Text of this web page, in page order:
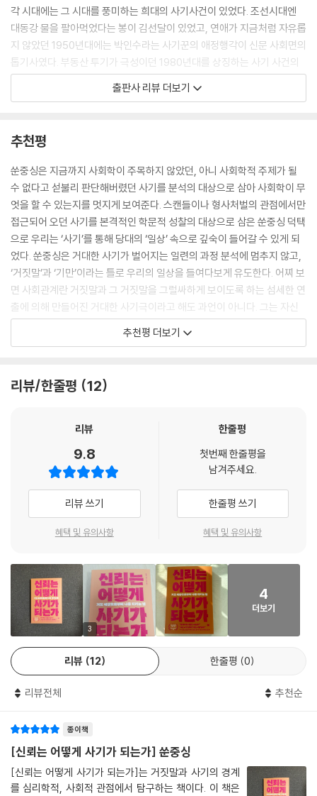
‘신념faith’형 자기기만은 “그녀가 날 사랑하게 만들 거야”라든지 “3년 만
에 대학을 졸업할 거야!”라며 굳게 믿는 것이다. 신념대로 해낼 때도 있고
그렇지 못할 때도 있기 때문에 자기기만일 수 있는 것이다. “난 노벨문학상
을 받을 거야”라는 말은 백퍼센트 자기기만이다. 무라카미 하루키처럼 수
많은 작품을 쓴 작가도 아직 노벨상을 못 받았는데 문학작품도 없는 내가
어떻게 노벨상을 받을 수 있겠는가? 정말이지 황당무계한 소리다.
에서 ‘신뢰 vs. 불신’의 문제를 처리해야 한다는 걸 알 수 있다. 그래서 내가
사기와 믿음이 항상 한 쌍이라고 강조하는 것이다. 많은 사람이 아이의 믿
음을 시험하려고 아이에게 농담하는 걸 즐기거나 아이의 반응을 보려고 장
난치고 싶어 한다. 그런 장난이 크게 문제가 되지 않는다고 생각해서다. 그
런데 심리적으로 덜 성숙한 아이는 어른의 말과 행동이 진심인지 장난인지
확실히 분간하지 못한다. 따라서 아이의 인지와 도덕성 발달에 큰 혼란을
야기할 수 있는 만큼 그런 행동은 자제하길 바란다.
--- 「4장」 중에서
애나가 사용한 수법은 신용카드가 안 긁힐 때 매장에 몇 번 이고 다시 시도
해달라고 요구하는 것이다. 그러다 결국 친구가 자기 신용카드를 대신 긁
금을 아낀 셈이다. 애나의 친구는 그녀가 부잣집 상속녀라 진짜 돈이 없는
게 아니라고 믿기 때문에 속은 것이다. 나도 비슷한 일을 겪은 적이 있다.
에 계산하겠다던 친구의 신용카드가 긁히지 않는 것이다. 내가 〈애나 만들
기〉에서 이런 장면을 봤다고 말하자 친구가 머쓱한 웃음을 지어 보였다. 결
국 돈은 내가 지불했지만 친구는 애나와 달리 따로 시간을 내어 나를 초대
했고 선물까지 챙겨주었다.
참고 자료를 보다 보니 정치 거짓말을 다룬 서적이 미국에는 많지만 다른
국가에는 상대적으로 적다는 사실을 발견했다. 민주제든 전제 군주제든 예
면 정치인에 대한 사람들의 신뢰가 낮다고 말할 수 있겠다. 심지어 민주 정
치 체제에서 정치 거짓말이 더 많다. 왜냐하면 유권자 비위를 맞춰야 하고
정치인은 유권자가 자신의 단점을 알아챌까 봐 두렵기 때문이다. 전제 군
주제는 군주가 마음대로 결정하기 때문에 오히려 그렇게까지 많은 거짓말
이 필요 없다.
--- 「5장」 중에서
아쉽게도 현재까지 나온 연구 결과들을 보면 일반인에게 인터넷 사기를 탐
지하는 능력은 떨어지지만, 전문가와 우리 같은 일반인이 사기를 판단한
의 오도misguidance of nonverbal cues’, ‘기본 정보 무시disregardi
ng baseline information’에 그 원인이 있다.
--- 「6장」 중에서
각 시대에는 그 시대를 풍미하는 희대의 사기사건이 있었다. 조선시대엔
대동강 물을 팔아먹었다는 봉이 김선달이 있었고, 연애가 지금처럼 자유롭
지 않았던 1950년대에는 박인수라는 사기꾼의 애정행각이 신문 사회면의
톱기사였다. 부동산 투기가 극성이던 1980년대를 상징하는 사기 사건의
주역은 당연 장영자이며, 물질만능주와 허세가 작렬하는 21세기엔 전청조
사건이 벌어졌다. 이처럼 생활 조건과 경제적 상황이 열악하고 과학기술이
접근했을 때, 보다 정확히 분석할 수 있지 않을까?
대만대학교 사회학과에서 35년간 학생들을 가르쳐온 쑨중싱은 ‘사기의
사회학’이라는 강의를 개설하고, 오랜 시간 사회학적 시선으로 ‘사기’와 ‘거
짓말’에 대해 연구했다. 사회학뿐 아니라 사회심리학, 철학, 역사 고전 등
여러 자료를 연구하고 통합하여 『신뢰는 어떻게 사기가 되는가』를 완성했
다. 사기 범죄가 갈수록 조직화되고 글로벌하게 진화하며 피해자들을 끌어
들이고 있는 이때, 이 책은 사회학적 관점에서 사기 집단이 어떻게 형성되
고 어떤 체계와 통제 모형을 갖추고 있는지 심층적으로 이해할 수 있게 도
와준다.
신뢰는 어떻게 사기가 될까?
거짓말과 기만으로 가득 찬 세상에서
해 밝히고 있다. 그와 동시에 우리가 사회 속에 살아가는 한, 사기로부터 자
유로울 수 없다는 것을 여실히 보여준다. 저자는 다양한 주제와 맥락에 따
라 넓은 의미와 좁은 의미로 나누어 ‘사기’를 정의하며, ‘거짓말’이나 ‘사
기’가 사악한 특정 인물이나 집단의 전유물이 아니라고 말한다. 면접 시 자
신에게 유리한 부분만 선택하여 말하는 소극적 거짓말부터 각종 이유로 인
한 자기기만에 이르기까지 우리 역시 ‘일상생활’에서 알게 모르게 크고 작
은 거짓말과 사기에 가담하고 있다는 것이다. 이에 대해 저자는 사회학, 심
계를 분석하여, 신뢰가 사기로 변하는 메커니즘을 제시해준다. 이를 통해
독자들이 진실과 거짓 사이를 오가는 인간의 본성에 눈뜨고, 사기를 핵심
적이고 거시적인 관점으로 볼 수 있게 도와준다. 이 책을 읽는다면, 사회 곳
곳에 숨어 있는 거짓말과 사기를 간파하여 속지 않는 인생을 살아갈 수 있
을 것이다.
출판사 리뷰 더보기
추천평
쑨중싱은 지금까지 사회학이 주목하지 않았던, 아니 사회학적 주제가 될
수 없다고 섣불리 판단해버렸던 사기를 분석의 대상으로 삼아 사회학이 무
엇을 할 수 있는지를 멋지게 보여준다. 스캔들이나 형사처벌의 관점에서만
접근되어 오던 사기를 본격적인 학문적 성찰의 대상으로 삼은 쑨중싱 덕택
으로 우리는 ‘사기’를 통해 당대의 ‘일상’ 속으로 깊숙이 들어갈 수 있게 되
었다. 쑨중싱은 거대한 사기가 벌어지는 일련의 과정 분석에 멈추지 않고,
‘거짓말’과 ‘기만’이라는 틀로 우리의 일상을 들여다보게 유도한다. 어찌 보
면 사회관계란 거짓말과 그 거짓말을 그럴싸하게 보이도록 하는 섬세한 연
출에 의해 만들어진 거대한 사기극이라고 해도 과언이 아니다. 그는 자신
의 이 책이 “모두가 사기에 부응하는 어두운 길로 들어서지 말고 언제나 진
실의 힘으로 자신을 무장하여 밝게 빛나는 삶을 살아가길”바라는 마음으
- 노명우 (사회학자, 니은서점 마스터 북텐더)
추천평 더보기
리뷰/한줄평 12
리뷰
9.8
리뷰 쓰기
혜택 및 유의사항
한줄평
첫번째 한줄평을
남겨주세요.
한줄평 쓰기
혜택 및 유의사항
3
4
더보기
리뷰 12 한줄평 0
리뷰전체 추천순
종이책
[신뢰는 어떻게 사기가 되는가] 쑨중싱
[신뢰는 어떻게 사기가 되는가]는 거짓말과 사기의 경계
를 심리학적, 사회적 관점에서 탐구하는 책이다. 이 책은